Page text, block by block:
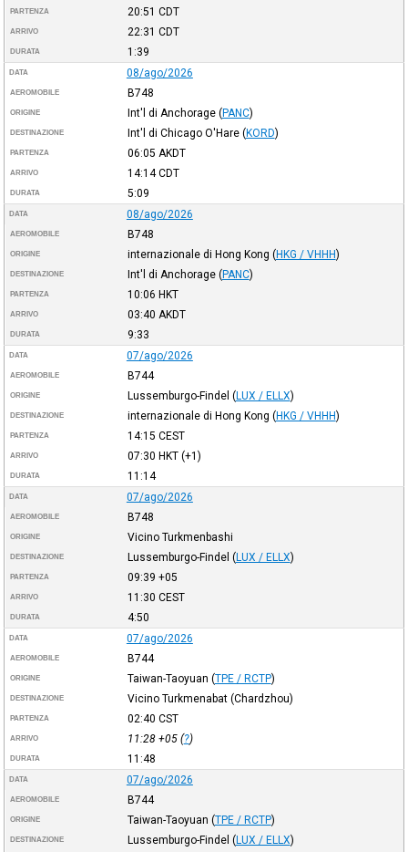
PARTENZA 20:51 CDT
ARRIVO 22:31 CDT
DURATA 1:39
DATA 08/ago/2026
AEROMOBILE B748
ORIGINE Int'l di Anchorage (PANC)
DESTINAZIONE Int'l di Chicago O'Hare (KORD)
PARTENZA 06:05 AKDT
ARRIVO 14:14CDT
DURATA 5:09
DATA 08/ago/2026
AEROMOBILE B748
ORIGINE internazionale di Hong Kong (HKG / VHHH)
DESTINAZIONE Int'l di Anchorage (PANC)
PARTENZA 10:06 HKT
ARRIVO 03:40 AKDT
DURATA 9:33
DATA 07/ago/2026
AEROMOBILE B744
ORIGINE Lussemburgo-Findel (LUX / ELLX)
DESTINAZIONE internazionale di Hong Kong (HKG / VHHH)
PARTENZA 14:15 CEST
ARRIVO 07:30 HKT(+1)
DURATA 11:14
DATA 07/ago/2026
AEROMOBILE B748
ORIGINE Vicino Turkmenbashi
DESTINAZIONE Lussemburgo-Findel (LUX / ELLX)
PARTENZA 09:39 +05
ARRIVO 11:30 CEST
DURATA 4:50
DATA 07/ago/2026
AEROMOBILE B744
ORIGINE Taiwan-Taoyuan (TPE / RCTP)
DESTINAZIONE Vicino Turkmenabat (Chardzhou)
PARTENZA 02:40 CST
ARRIVO 11:28 +05(?)
DURATA 11:48
DATA 07/ago/2026
AEROMOBILE B744
ORIGINE Taiwan-Taoyuan (TPE / RCTP)
DESTINAZIONE Lussemburgo-Findel (LUX / ELLX)